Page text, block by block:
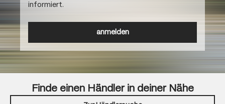
informiert.
anmelden
Finde einen Händler in deiner Nähe